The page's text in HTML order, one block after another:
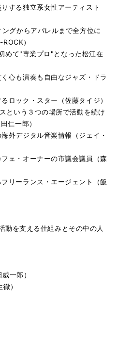
する独立系女性アーティスト
グからアパレルまで全方位に
）
めて"専業プロ"となった松江在
心も演奏も自由なジャズ・ドラ
ロック・スター（佐藤タイジ）
という３つの場所で活動を続け
仁一郎）
外デジタル音楽情報（ジェイ・
ェ・オーナーの市議会議員（森
リーランス・エージェント（飯
動を支える仕組みとその中の人
一郎）
）